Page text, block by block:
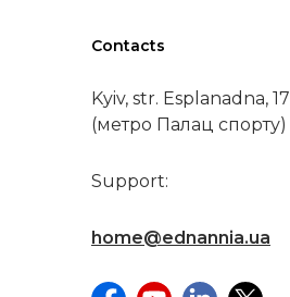
Contacts
Kyiv, str. Esplanadna, 17
(метро Палац спорту)
Support:
home@ednannia.ua